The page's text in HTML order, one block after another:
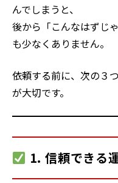
んでしまうと、
後から「こんなはずじ
も少なくありません。
依頼する前に、次の３
が大切です。
1. 信頼できる